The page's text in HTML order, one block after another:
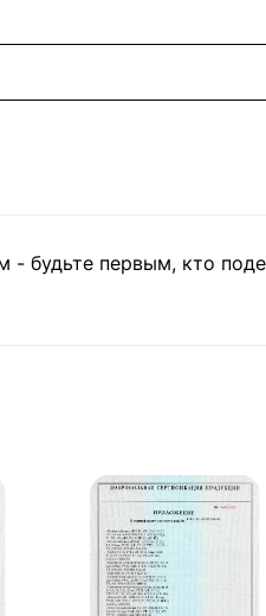
- будьте первым, кто